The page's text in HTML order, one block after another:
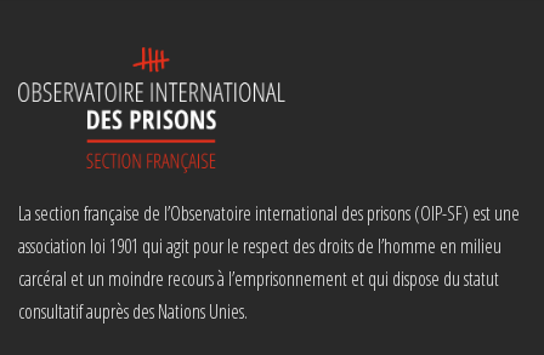
La section française de l’Observatoire international des prisons (OIP-SF) est une
association loi 1901 qui agit pour le respect des droits de l’homme en milieu
carcéral et un moindre recours à l’emprisonnement et qui dispose du statut
consultatif auprès des Nations Unies.